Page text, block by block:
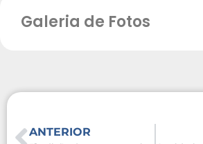
Galeria de Fotos
ANTERIOR